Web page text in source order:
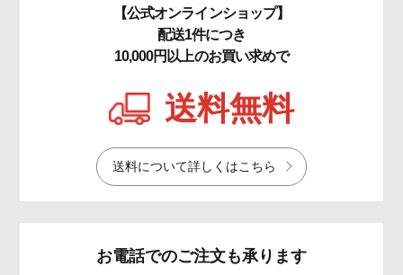
【公式オンラインショップ】
配送1件につき
10,000円以上のお買い求めで
送料無料
送料について詳しくはこちら
お電話でのご注文も承ります